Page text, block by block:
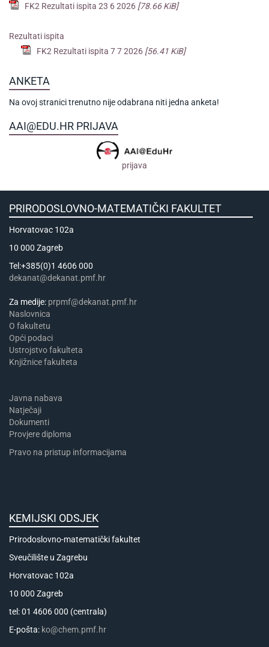
FK2 Rezultati ispita 23 6 2026 [78.66 KiB]
Rezultati ispita
FK2 Rezultati ispita 7 7 2026 [56.41 KiB]
ANKETA
Na ovoj stranici trenutno nije odabrana niti jedna anketa!
AAI@EDU.HR PRIJAVA
prijava
PRIRODOSLOVNO-MATEMATIČKI FAKULTET
Horvatovac 102a
10 000 Zagreb
Tel:+385(0)1 4606 000
dekanat@dekanat.pmf.hr
Za medije: prpmf@dekanat.pmf.hr
Naslovnica
​​​O fakultetu
Opći podaci
Ustrojstvo fakulteta
Knjižnice fakulteta
Javna nabava
Natječaji
Dokumenti
Provjere diploma
Pravo na pristup informacijama
KEMIJSKI ODSJEK
Prirodoslovno-matematički fakultet
Sveučilište u Zagrebu
Horvatovac 102a
10 000 Zagreb
tel: 01 4606 000 (centrala)
E-pošta: ko@chem.pmf.hr